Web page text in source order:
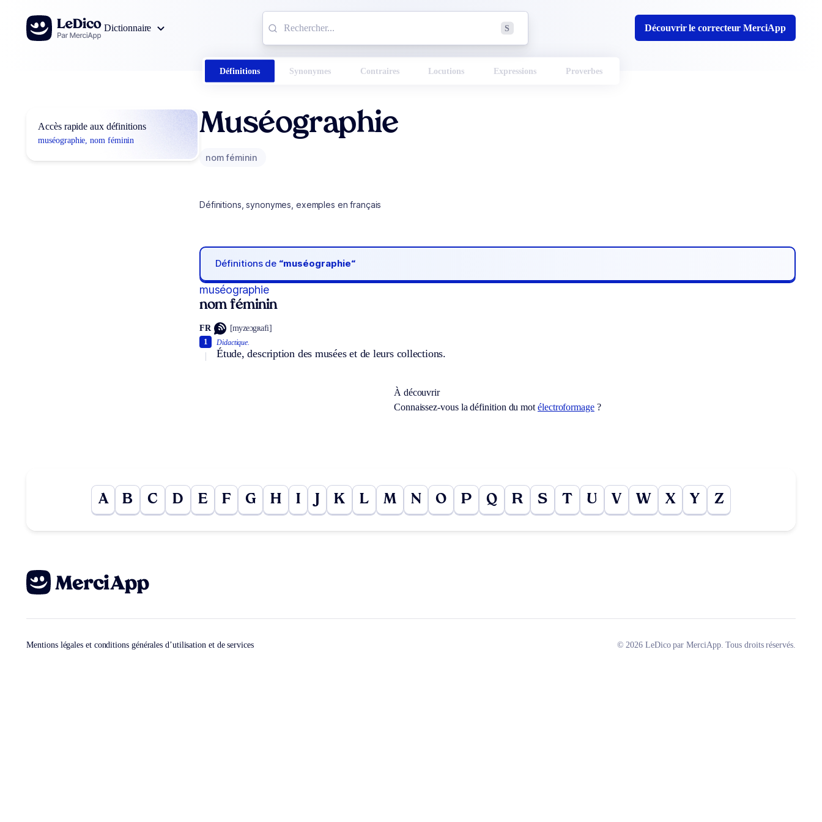
Aller au contenu
Dictionnaire
S Découvrir le correcteur MerciApp
Définitions Synonymes Contraires Locutions Expressions Proverbes
Accès rapide aux définitions
muséographie, nom féminin
Muséographie
nom féminin
Définitions, synonymes, exemples en français
Définitions de “muséographie“
muséographie
nom féminin
FR [myzeɔgʀafi]
Didactique.
Étude, description des musées et de leurs collections.
1
À découvrir
Connaissez-vous la définition du motélectroformage?
A B C D E F G H I K L M N O P Q R S T U V W X Y Z
Mentions légales et conditions générales d’utilisation et de services © 2026 LeDico par MerciApp. Tous droits réservés.